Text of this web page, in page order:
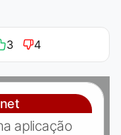
3 4
aplicação